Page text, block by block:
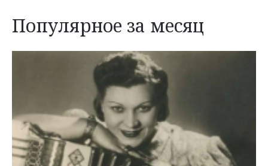
Популярное за месяц